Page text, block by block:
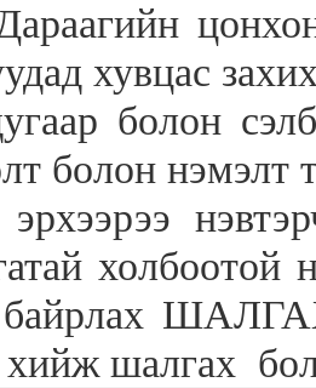
хувцас
болон
болон
эрхээрээ
холбоотой
байрлах
хийж шалгах